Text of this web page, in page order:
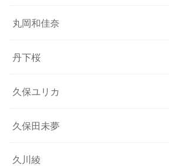
丸岡和佳奈
丹下桜
久保ユリカ
久保田未夢
久川綾